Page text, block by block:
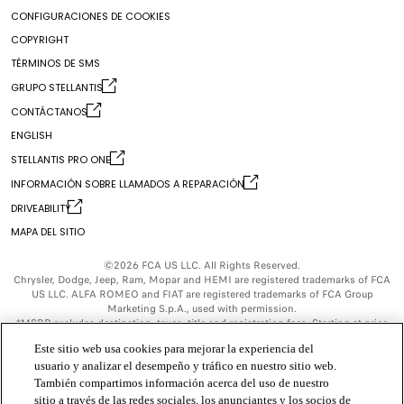
Obtener un folleto
Ofertas actuales de alquiler de FIAT®
Ofertas actuales de APR de FIAT®
Carga - Ir
Sitio oficial del propietario de FIAT
Información sobre llamados a reparación
Movilidad y alquiler
CANALES SOCIALES
Facebook
Instagram
Youtube
X
CONFIGURACIONES DE COOKIES
COPYRIGHT
TÉRMINOS DE SMS
GRUPO STELLANTIS
CONTÁCTANOS
ENGLISH
STELLANTIS PRO ONE
INFORMACIÓN SOBRE LLAMADOS A REPARACIÓN
DRIVEABILITY
MAPA DEL SITIO
©2026 FCA US LLC. All Rights Reserved.
Chrysler, Dodge, Jeep, Ram, Mopar and HEMI are registered trademarks of FCA
US LLC. ALFA ROMEO and FIAT are registered trademarks of FCA Group
Marketing S.p.A., used with permission.
*MSRP excludes destination, taxes, title and registration fees. Starting at price
more expensive model may be shown. Pricing and offers may change at any
time without notification. To get full pricing details, contact your dealer.
FCA US LLC strives to ensure that its website is accessible to individuals with
disabilities. Should you encounter an issue accessing any content on
Este sitio web usa cookies para mejorar la experiencia del
usuario y analizar el desempeño y tráfico en nuestro sitio web.
También compartimos información acerca del uso de nuestro
sitio a través de las redes sociales, los anunciantes y los socios de